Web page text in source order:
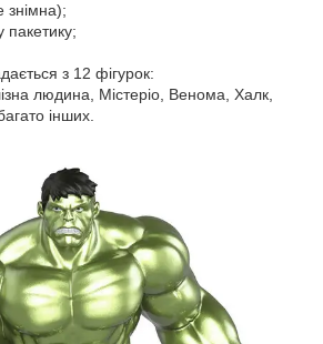
знімна);
пакетику;
з 12 фігурок:
людина, Містеріо, Венома, Халк,
інших.